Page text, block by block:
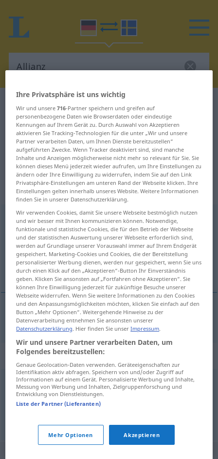
Deutsch-Schwedisch Übersetzung
für "Allianz"
"Allianz" Schwedisch Übersetzung
„Allianz“: Femininum, weiblich
Allianzf
Übersicht aller Übersetzungen
(Für mehr Details die Übersetzung anklicken/antippen)
allians
allians Allianz
Synonyme für "Allianz"
Zusammenschluss, Koalition,Bündnis,Vereinigung
Union,Bund,Pakt
© OpenThesaurus.de
Ihre Privatsphäre ist uns wichtig
Wir und unsere716-Partner speichern und greifen auf
personenbezogene Daten wie Browserdaten oder eindeutige
Kennungen auf Ihrem Gerät zu. Durch Auswahl von Akzeptieren
aktivieren Sie Tracking-Technologien für die unter „Wir und unsere
Partner verarbeiten Daten, um Ihnen Dienste bereitzustellen“
aufgeführten Zwecke. Wenn Tracker deaktiviert sind, sind manche
Inhalte und Anzeigen möglicherweise nicht mehr so relevant für Sie. Sie
können dieses Menü jederzeit wieder aufrufen, um Ihre Einstellungen zu
ändern oder Ihre Einwilligung zu widerrufen, indem Sie auf den Link
Privatsphäre-Einstellungen am unteren Rand der Webseite klicken. Ihre
Einstellungen gelten innerhalb unseres Website. Weitere Informationen
finden Sie in unserer Datenschutzerklärung.
Wir verwenden Cookies, damit Sie unsere Webseite bestmöglich nutzen
und wir besser mit Ihnen kommunizieren können. Notwendige,
funktionale und statistische Cookies, die für den Betrieb der Webseite
und der statistischen Auswertung unserer Webseite erforderlich sind,
werden auf Grundlage unserer Vorauswahl immer auf Ihrem Endgerät
gespeichert. Marketing-Cookies und Cookies, die der Bereitstellung
personalisierter Werbung dienen, werden nur gespeichert, wenn Sie uns
durch einen Klick auf den „Akzeptieren“-Button Ihr Einverständnis
geben. Klicken Sie ansonsten auf „Fortfahren ohne Akzeptieren“. Sie
können Ihre Einwilligung jederzeit für zukünftige Besuche unserer
Webseite widerrufen. Wenn Sie weitere Informationen zu den Cookies
und den Anpassungsmöglichkeiten möchten, klicken Sie einfach auf den
Button „Mehr Optionen“. Weitergehende Hinweise zu der
Datenverarbeitung entnehmen Sie ansonsten unserer
Datenschutzerklärung. Hier finden Sie unserImpressum.
Wir und unsere Partner verarbeiten Daten, um
Folgendes bereitzustellen:
Genaue Geolocation-Daten verwenden. Geräteeigenschaften zur
Identifikation aktiv abfragen. Speichern von und/oder Zugriff auf
Informationen auf einem Gerät. Personalisierte Werbung und Inhalte,
Messung von Werbung und Inhalten, Zielgruppenforschung und
Entwicklung von Dienstleistungen.
Liste der Partner (Lieferanten)
Mehr Optionen Akzeptieren